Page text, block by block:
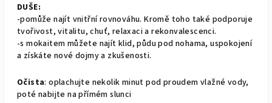
DUŠE:
-pomůže najít vnitřní rovnováhu. Kromě toho také podporuje
tvořivost, vitalitu, chuť, relaxaci a rekonvalescenci.
-s mokaitem můžete najít klid, půdu pod nohama, uspokojení
a získáte nové dojmy a zkušenosti.
Očista: oplachujte nekolik minut pod proudem vlažné vody,
poté nabijte na přímém slunci